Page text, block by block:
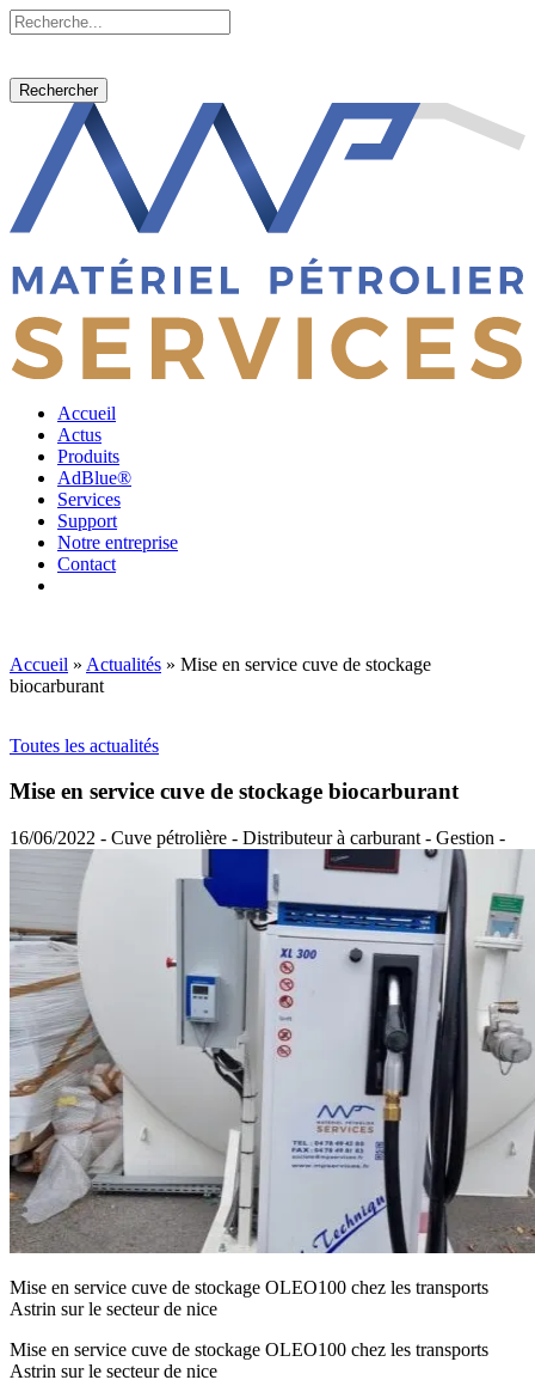
Rechercher
Accueil
Actus
Produits
AdBlue®
Services
Support
Notre entreprise
Contact
Accueil » Actualités » Mise en service cuve de stockage
biocarburant
Toutes les actualités
Mise en service cuve de stockage biocarburant
16/06/2022 - Cuve pétrolière - Distributeur à carburant - Gestion -
Mise en service cuve de stockage OLEO100 chez les transports
Astrin sur le secteur de nice
Mise en service cuve de stockage OLEO100 chez les transports
Astrin sur le secteur de nice